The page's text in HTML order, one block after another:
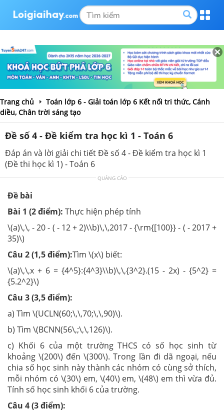
Trang chủ
Toán lớp 6 - Giải toán lớp 6 Kết nối tri thức, Cánh
diều, Chân trời sáng tạo
Đề số 4 - Đề kiểm tra học kì 1 - Toán 6
Đáp án và lời giải chi tiết Đề số 4 - Đề kiểm tra học kì 1
(Đề thi học kì 1) - Toán 6
QUẢNG CÁO
Đề bài
Bài 1 (2 điểm): Thực hiện phép tính
\(a)\,\, - 20 - ( - 12 + 2)\\b)\,\,2017 - {\rm{[100}} - ( - 2017 +
35)\)
Câu 2 (1,5 điểm):Tìm \(x\) biết:
\(a)\,\,x + 6 = {4^5}:{4^3}\\b)\,\,{3^2}.(15 - 2x) - {5^2} =
{5.2^2}\)
Câu 3 (3,5 điểm):
a) Tìm \(UCLN(60;\,\,70;\,\,90)\).
b) Tìm \(BCNN(56\,;\,\,126)\).
c) Khối 6 của một trường THCS có số học sinh từ
khoảng \(200\) đến \(300\). Trong lần đi dã ngoại, nếu
chia số học sinh này thành các nhóm có cùng sở thích,
mỗi nhóm có \(30\) em, \(40\) em, \(48\) em thì vừa đủ.
Tính số học sinh khối 6 của trường.
Câu 4 (3 điểm):